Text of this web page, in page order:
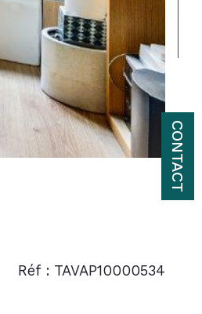
CONTACT
Réf : TAVAP10000534